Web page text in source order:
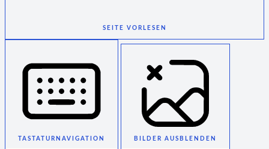
SEITE VORLESEN
TASTATURNAVIGATION BILDER AUSBLENDEN